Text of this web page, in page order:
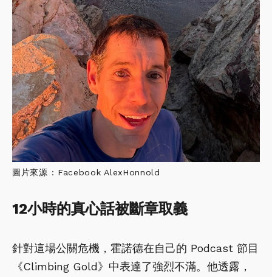
圖片來源 : Facebook AlexHonnold
12小時的真心話被斷章取義
針對這場公關危機，霍諾德在自己的 Podcast 節目
《Climbing Gold》中表達了強烈不滿。他透露，